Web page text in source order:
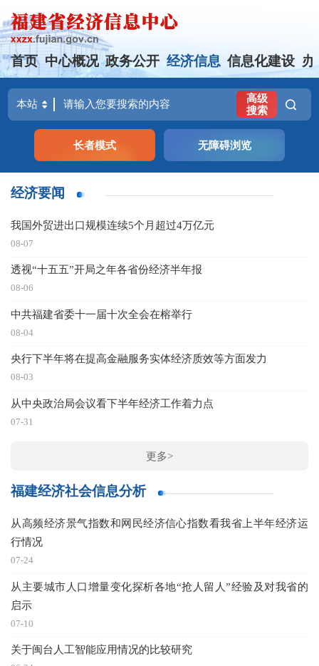
首页 中心概况 政务公开 经济信息 信息化建设 办
高级
搜索
长者模式 无障碍浏览
经济要闻
我国外贸进出口规模连续5个月超过4万亿元
08-07
透视“十五五”开局之年各省份经济半年报
08-06
中共福建省委十一届十次全会在榕举行
08-04
央行下半年将在提高金融服务实体经济质效等方面发力
08-03
从中央政治局会议看下半年经济工作着力点
07-31
更多>
福建经济社会信息分析
从高频经济景气指数和网民经济信心指数看我省上半年经济运
行情况
07-24
从主要城市人口增量变化探析各地“抢人留人”经验及对我省的
启示
07-10
关于闽台人工智能应用情况的比较研究